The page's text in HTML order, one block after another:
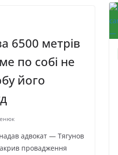
6500 метрів
по собі не
його
адвокат — Тягунов
провадження